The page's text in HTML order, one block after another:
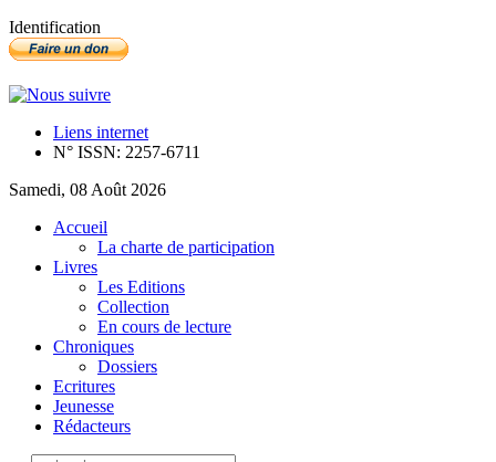
Identification
Liens internet
N° ISSN: 2257-6711
Samedi, 08 Août 2026
Accueil
La charte de participation
Livres
Les Editions
Collection
En cours de lecture
Chroniques
Dossiers
Ecritures
Jeunesse
Rédacteurs